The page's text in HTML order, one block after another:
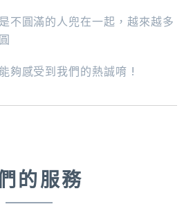
不圓滿的人兜在一起，越來越多
夠感受到我們的熱誠唷 !
的服務